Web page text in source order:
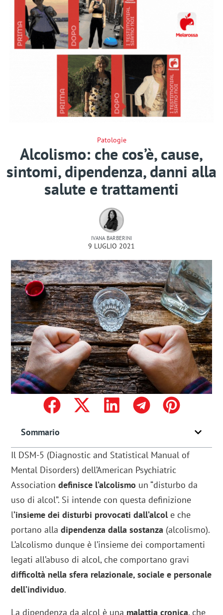
Patologie
Alcolismo: che cos’è, cause,
sintomi, dipendenza, danni alla
salute e trattamenti
IVANA BARBERINI
9 LUGLIO 2021
Sommario
Il DSM-5 (Diagnostic and Statistical Manual of
Mental Disorders) dell’American Psychiatric
Associationdefinisce l’alcolismo un “disturbo da
uso di alcol”. Si intende con questa definizione
l’insieme dei disturbi provocati dall’alcol e che
portano alladipendenza dalla sostanza (alcolismo).
L’alcolismo dunque è l’insieme dei comportamenti
legati all’abuso di alcol, che comportano gravi
difficoltà nella sfera relazionale, sociale e personale
dell’individuo.
La dipendenza da alcol è una malattia cronica, che